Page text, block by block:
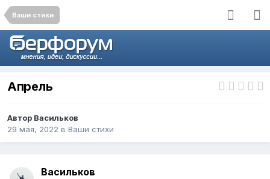
Ваши стихи
Апрель
Автор Васильков
29 мая, 2022 в Ваши стихи
Васильков